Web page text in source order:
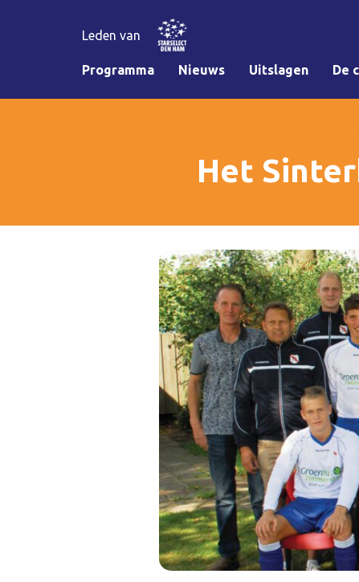
Leden van
Programma Nieuws Uitslagen De
Het